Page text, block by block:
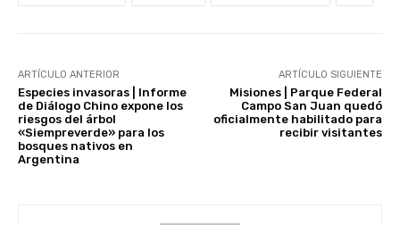
ARTÍCULO ANTERIOR
Especies invasoras | Informe
de Diálogo Chino expone los
riesgos del árbol
«Siempreverde» para los
bosques nativos en
Argentina
ARTÍCULO SIGUIENTE
Misiones | Parque Federal
Campo San Juan quedó
oficialmente habilitado para
recibir visitantes